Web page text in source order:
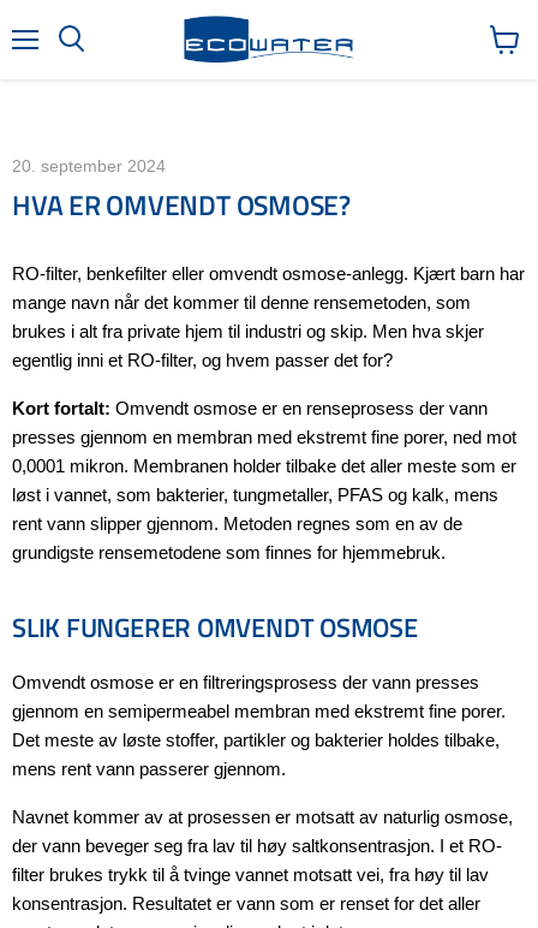
20. september 2024
HVA ER OMVENDT OSMOSE?
RO-filter, benkefilter eller omvendt osmose-anlegg. Kjært barn har
mange navn når det kommer til denne rensemetoden, som
brukes i alt fra private hjem til industri og skip. Men hva skjer
egentlig inni et RO-filter, og hvem passer det for?
Kort fortalt: Omvendt osmose er en renseprosess der vann
presses gjennom en membran med ekstremt fine porer, ned mot
0,0001 mikron. Membranen holder tilbake det aller meste som er
løst i vannet, som bakterier, tungmetaller, PFAS og kalk, mens
rent vann slipper gjennom. Metoden regnes som en av de
grundigste rensemetodene som finnes for hjemmebruk.
SLIK FUNGERER OMVENDT OSMOSE
Omvendt osmose er en filtreringsprosess der vann presses
gjennom en semipermeabel membran med ekstremt fine porer.
Det meste av løste stoffer, partikler og bakterier holdes tilbake,
mens rent vann passerer gjennom.
Navnet kommer av at prosessen er motsatt av naturlig osmose,
der vann beveger seg fra lav til høy saltkonsentrasjon. I et RO-
filter brukes trykk til å tvinge vannet motsatt vei, fra høy til lav
konsentrasjon. Resultatet er vann som er renset for det aller